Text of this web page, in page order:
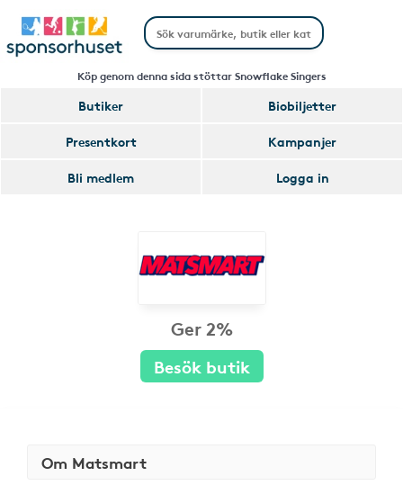
Köp genom denna sida stöttar Snowflake Singers
Butiker
Biobiljetter
Presentkort
Kampanjer
Bli medlem
Logga in
Ger 2%
Besök butik
Om Matsmart